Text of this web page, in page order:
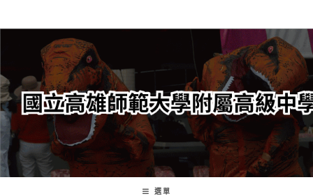
轉
要
內
容
選單